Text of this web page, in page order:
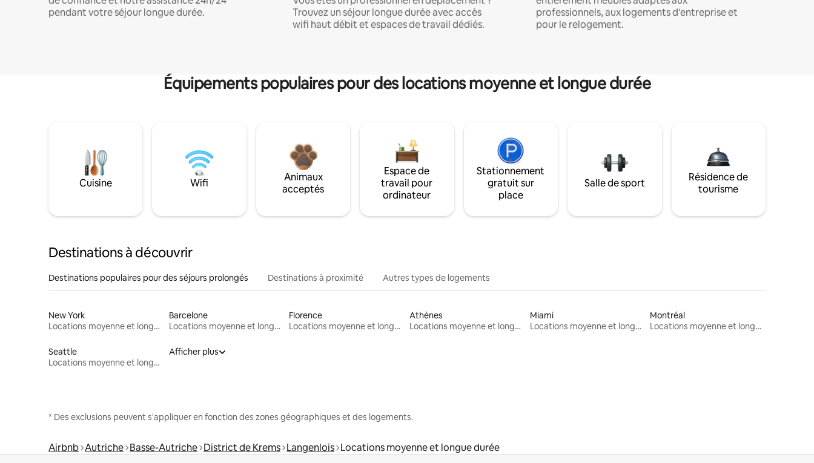
pendant votre séjour longue durée.
Trouvez un séjour longue durée avec accès
wifi haut débit et espaces de travail dédiés.
professionnels, aux logements d'entreprise et
pour le relogement.
Équipements populaires pour des locations moyenne et longue durée
Cuisine Wifi
Animaux
acceptés
Espace de
travail pour
ordinateur
Stationnement
gratuit sur
place
Salle de sport
Résidence de
tourisme
Destinations à découvrir
Destinations populaires pour des séjours prolongés Destinations à proximité Autres types de logements
New York
Locations moyenne et longue durée
Barcelone
Locations moyenne et longue durée
Florence
Locations moyenne et longue durée
Athènes
Locations moyenne et longue durée
Miami
Locations moyenne et longue durée
Montréal
Locations moyenne et longue durée
Seattle
Locations moyenne et longue durée
Afficher plus
* Des exclusions peuvent s'appliquer en fonction des zones géographiques et des logements.
Airbnb Autriche Basse-Autriche District de Krems Langenlois Locations moyenne et longue durée